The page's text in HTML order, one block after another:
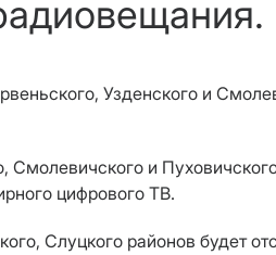
Узденского и
Смолевичского и
цифрового ТВ.
Слуцкого районов будет